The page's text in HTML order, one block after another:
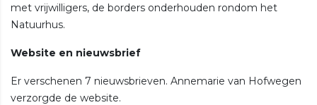
met vrijwilligers, de borders onderhouden rondom het
Natuurhus.
Website en nieuwsbrief
Er verschenen 7 nieuwsbrieven. Annemarie van Hofwegen
verzorgde de website.